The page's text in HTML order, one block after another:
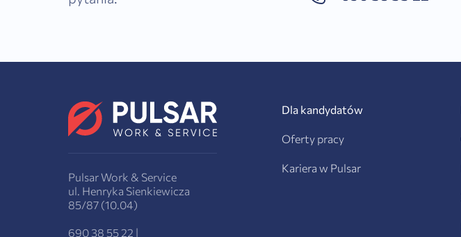
Pulsar Work & Service
ul. Henryka Sienkiewicza
85/87 (10.04)
690 38 55 22 |
Dla kandydatów
Oferty pracy
Kariera w Pulsar